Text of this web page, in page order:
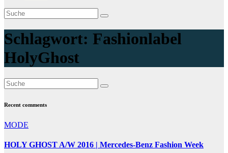
Schlagwort: Fashionlabel
HolyGhost
Recent comments
MODE
HOLY GHOST A/W 2016 | Mercedes-Benz Fashion Week